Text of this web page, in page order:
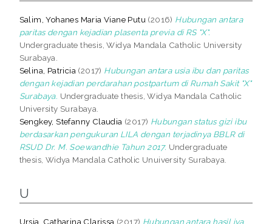
Salim, Yohanes Maria Viane Putu (2016) Hubungan antara
paritas dengan kejadian plasenta previa di RS "X".
Undergraduate thesis, Widya Mandala Catholic University
Surabaya.
Selina, Patricia (2017) Hubungan antara usia ibu dan paritas
dengan kejadian perdarahan postpartum di Rumah Sakit "X"
Surabaya. Undergraduate thesis, Widya Mandala Catholic
University Surabaya.
Sengkey, Stefanny Claudia (2017) Hubungan status gizi ibu
berdasarkan pengukuran LILA dengan terjadinya BBLR di
RSUD Dr. M. Soewandhie Tahun 2017. Undergraduate
thesis, Widya Mandala Catholic Unuiversity Surabaya.
U
Ursia, Catharina Clarissa (2017) Hubungan antara hasil iva